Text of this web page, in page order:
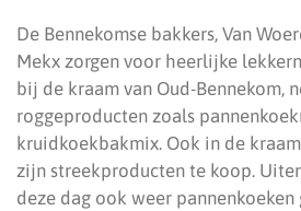
De Bennekomse bakkers, Van
Mekx zorgen voor heerlijke
bij de kraam van Oud-Bennekom,
roggeproducten zoals
kruidkoekbakmix. Ook in de kraam
zijn streekproducten te koop.
deze dag ook weer pannenkoeken